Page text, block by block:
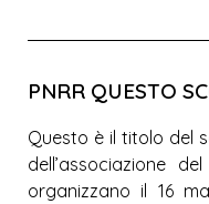
PNRR QUESTO
Questo è il titolo del
dell’associazione
organizzano il 16